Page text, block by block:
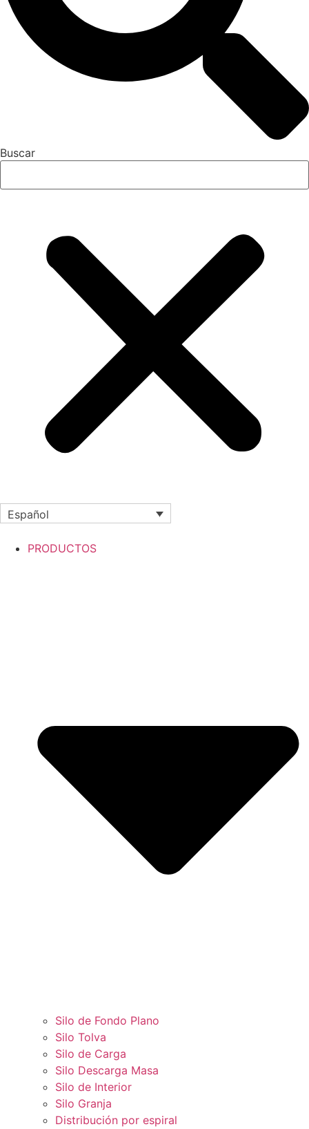
Buscar
Español
PRODUCTOS
Silo de Fondo Plano
Silo Tolva
Silo de Carga
Silo Descarga Masa
Silo de Interior
Silo Granja
Distribución por espiral